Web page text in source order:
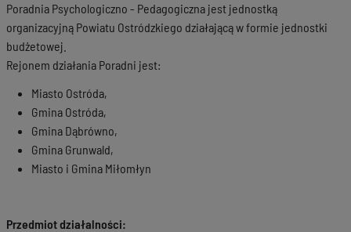
Poradnia Psychologiczno - Pedagogiczna jest jednostką
organizacyjną Powiatu Ostródzkiego działającą w formie jednostki
budżetowej.
Rejonem działania Poradni jest:
Miasto Ostróda,
Gmina Ostróda,
Gmina Dąbrówno,
Gmina Grunwald,
Miasto i Gmina Miłomłyn
Przedmiot działalności: